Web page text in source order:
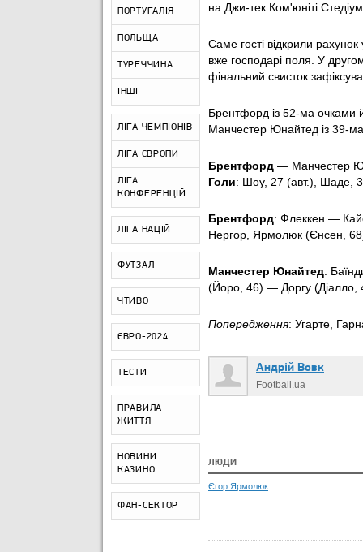
ПОРТУГАЛІЯ
ПОЛЬЩА
ТУРЕЧЧИНА
ІНШІ
ЛІГА ЧЕМПІОНІВ
ЛІГА ЄВРОПИ
ЛІГА
КОНФЕРЕНЦІЙ
ЛІГА НАЦІЙ
ФУТЗАЛ
ЧТИВО
ЄВРО-2024
ТЕСТИ
ПРАВИЛА
ЖИТТЯ
НОВИНИ
КАЗИНО
ФАН-СЕКТОР
на Джи-тек Ком'юніті Стедіум.
Саме гості відкрили
вже господарі поля. У
фінальний свисток
Брентфорд із 52-ма очками
Манчестер Юнайтед із 39-
Брентфорд — Манчестер
Голи: Шоу, 27 (авт.), Шаде,
Брентфорд: Флеккен —
Нергор, Ярмолюк (Єнсен,
Манчестер Юнайтед:
(Йоро , 46) — Доргу (Діалло
Попередження: Угарте,
Андрій Вовк
Football.ua
ЛЮДИ
Єгор Ярмолюк